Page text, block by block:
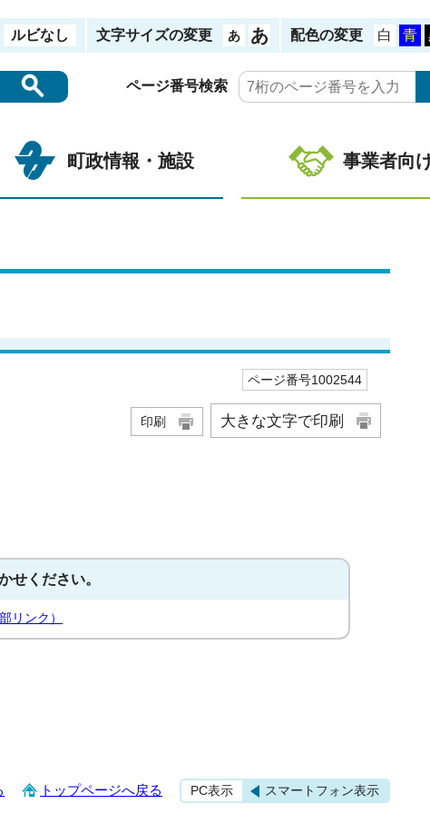
ルビなし 文字サイズの変更 配色の変更
ページ番号検索
町政情報・施設 事業者向
ページ番号1002544
印刷 大きな文字で印刷
せください。
リンク）
トップページへ戻る PC表示 スマートフォン表示